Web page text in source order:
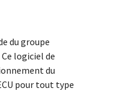
du groupe
Ce logiciel de
du
pour tout type